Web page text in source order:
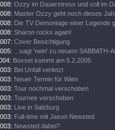
Ozzy im Dauerstress und voll im
Master Ozzy geht noch dieses
Die TV Demontage einer Legende
Sharon rocks again!
Cover Besichtigung
...sagt 'nein' zu neuem SABBATH-
Boxset kommt am 5.2.2005
Bei Unfall verletzt
Neuer Termin für Wien
Tour nochmal verschoben
Tournee verschoben
Live in Salzburg
Full-time mit Jason Newsted
Newsted dabei?